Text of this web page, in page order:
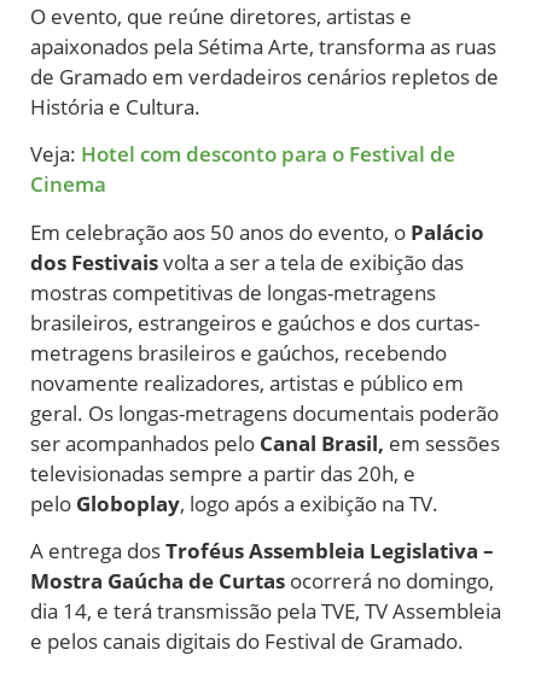
O evento, que reúne diretores, artistas e
apaixonados pela Sétima Arte, transforma as ruas
de Gramado em verdadeiros cenários repletos de
História e Cultura.
Veja: Hotel com desconto para o Festival de
Cinema
Em celebração aos 50 anos do evento, o Palácio
dos Festivaisvolta a ser a tela de exibição das
mostras competitivas de longas-metragens
brasileiros, estrangeiros e gaúchos e dos curtas-
metragens brasileiros e gaúchos, recebendo
novamente realizadores, artistas e público em
geral. Os longas-metragens documentais poderão
ser acompanhados pelo Canal Brasil, em sessões
televisionadas sempre a partir das 20h, e
pelo Globoplay, logo após a exibição na TV.
A entrega dosTroféus Assembleia Legislativa –
Mostra Gaúcha de Curtas ocorrerá no domingo,
dia 14, e terá transmissão pela TVE, TV Assembleia
e pelos canais digitais do Festival de Gramado.